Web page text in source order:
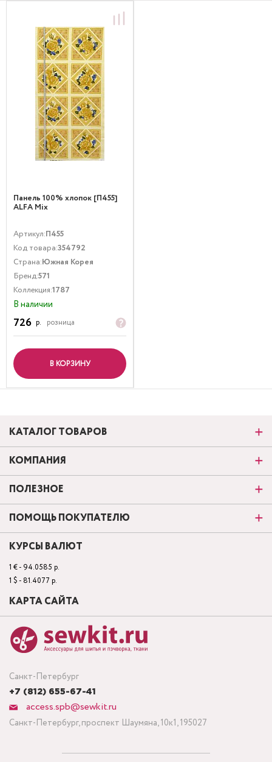
Панель 100% хлопок [П455]
ALFA Mix
Артикул:П455
Код товара:354792
Страна:Южная Корея
Бренд:571
Коллекция:1787
В наличии
726 р. розница
В КОРЗИНУ
Санкт-Петербург
+7 (812) 655-67-41
access.spb@sewkit.ru
Санкт-Петербург, проспект Шаумяна, 10к1, 195027
КАТАЛОГ ТОВАРОВ
КОМПАНИЯ
ПОЛЕЗНОЕ
ПОМОЩЬ ПОКУПАТЕЛЮ
КУРСЫ ВАЛЮТ
1 € - 94.0585 р.
1 $ - 81.4077 р.
КАРТА САЙТА